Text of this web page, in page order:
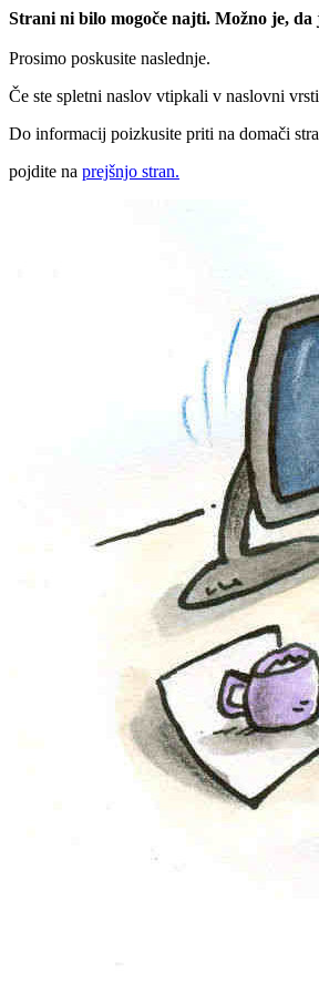
Strani ni bilo mogoče najti. Možno je,
Prosimo poskusite naslednje.
Če ste spletni naslov vtipkali v naslovni
Do informacij poizkusite priti na domači
pojdite na prejšnjo stran.